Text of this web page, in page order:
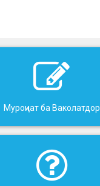
Муроҷиат ба Ваколатдор